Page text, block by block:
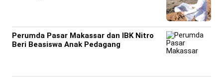
Perumda Pasar Makassar dan IBK Nitro
Beri Beasiswa Anak Pedagang